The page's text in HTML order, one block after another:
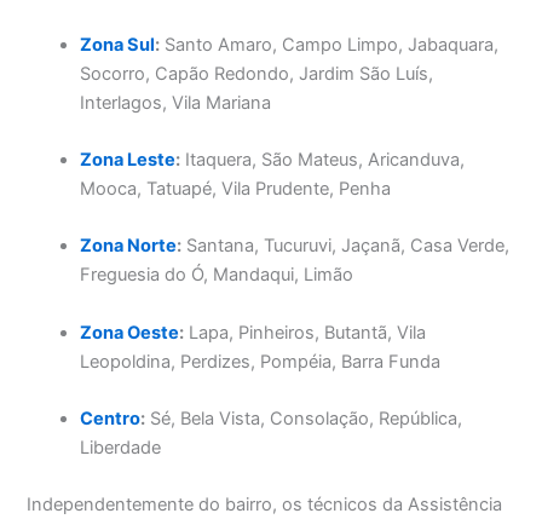
Zona Sul: Santo Amaro, Campo Limpo, Jabaquara,
Socorro, Capão Redondo, Jardim São Luís,
Interlagos, Vila Mariana
Zona Leste: Itaquera, São Mateus, Aricanduva,
Mooca, Tatuapé, Vila Prudente, Penha
Zona Norte: Santana, Tucuruvi, Jaçanã, Casa Verde,
Freguesia do Ó, Mandaqui, Limão
Zona Oeste: Lapa, Pinheiros, Butantã, Vila
Leopoldina, Perdizes, Pompéia, Barra Funda
Centro: Sé, Bela Vista, Consolação, República,
Liberdade
Independentemente do bairro, os técnicos da Assistência